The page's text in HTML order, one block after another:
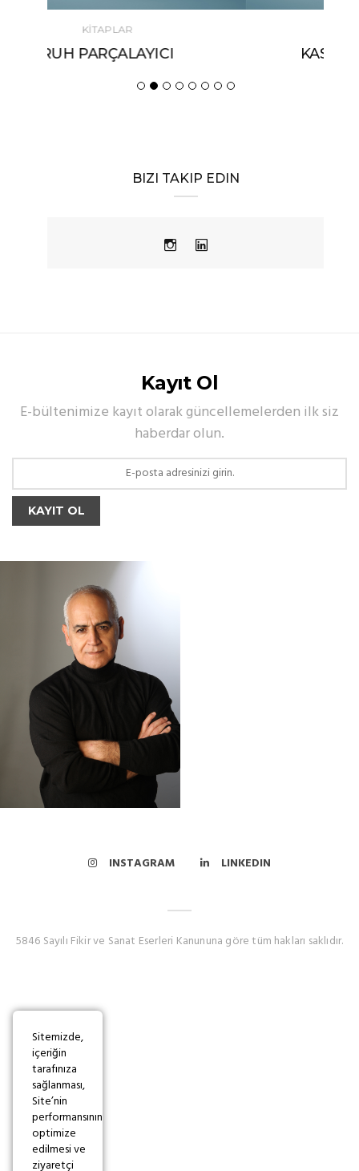
KASABANIN TANRILARI
BIZI TAKIP EDIN
Kayıt Ol
E-bültenimize kayıt olarak güncellemelerden ilk siz
haberdar olun.
KAYIT OL
INSTAGRAM LINKEDIN
5846 Sayılı Fikir ve Sanat Eserleri Kanununa göre tüm hakları saklıdır.
Sitemizde,
içeriğin
tarafınıza
sağlanması,
Site’nin
performansının
optimize
edilmesi ve
ziyaretçi